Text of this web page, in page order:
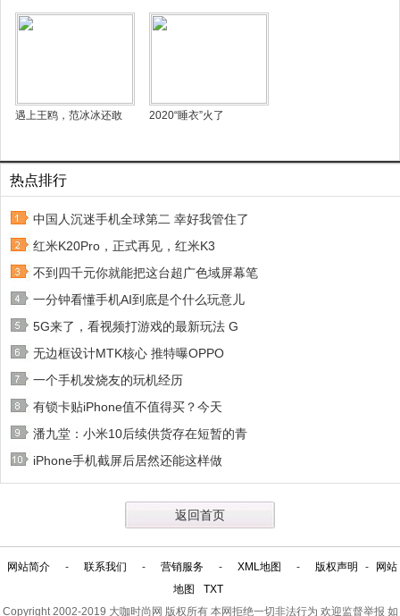
遇上王鸥，范冰冰还敢 2020“睡衣”火了
热点排行
中国人沉迷手机全球第二 幸好我管住了
红米K20Pro，正式再见，红米K3
不到四千元你就能把这台超广色域屏幕笔
一分钟看懂手机AI到底是个什么玩意儿
5G来了，看视频打游戏的最新玩法 G
无边框设计MTK核心 推特曝OPPO
一个手机发烧友的玩机经历
有锁卡贴iPhone值不值得买？今天
潘九堂：小米10后续供货存在短暂的青
iPhone手机截屏后居然还能这样做
返回首页
网站简介 - 联系我们 - 营销服务 - XML地图 - 版权声明 -
网站
地图
TXT
Copyright 2002-2019 大咖时尚网 版权所有 本网拒绝一切非法行为 欢迎监督举报 如